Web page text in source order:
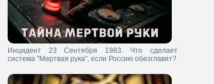
Инцидент 23 Сентября 1983. Что сделает
система "Мертвая рука", если Россию обезглавят?